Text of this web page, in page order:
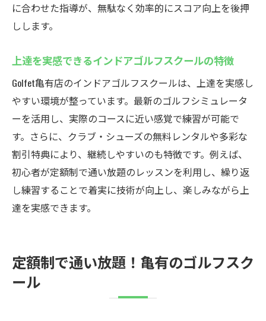
に合わせた指導が、無駄なく効率的にスコア向上を後押
しします。
上達を実感できるインドアゴルフスクールの特徴
Golfet亀有店のインドアゴルフスクールは、上達を実感し
やすい環境が整っています。最新のゴルフシミュレータ
ーを活用し、実際のコースに近い感覚で練習が可能で
す。さらに、クラブ・シューズの無料レンタルや多彩な
割引特典により、継続しやすいのも特徴です。例えば、
初心者が定額制で通い放題のレッスンを利用し、繰り返
し練習することで着実に技術が向上し、楽しみながら上
達を実感できます。
定額制で通い放題！亀有のゴルフスク
ール